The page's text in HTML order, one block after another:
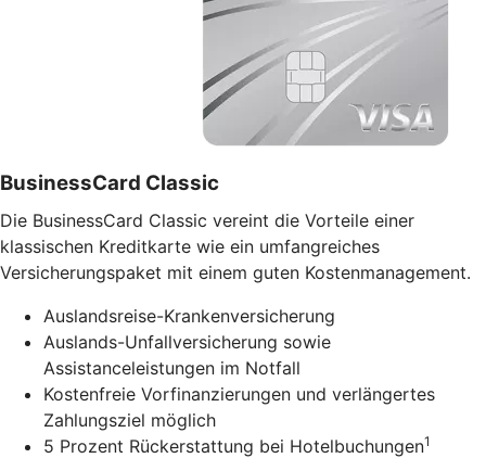
BusinessCard Classic
Die BusinessCard Classic vereint die Vorteile einer
klassischen Kreditkarte wie ein umfangreiches
Versicherungspaket mit einem guten Kostenmanagement.
Auslandsreise-Krankenversicherung
Auslands-Unfallversicherung sowie
Assistanceleistungen im Notfall
Kostenfreie Vorfinanzierungen und verlängertes
Zahlungsziel möglich
5 Prozent Rückerstattung bei Hotelbuchungen1